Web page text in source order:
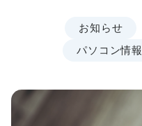
お知らせ
パソコン情報